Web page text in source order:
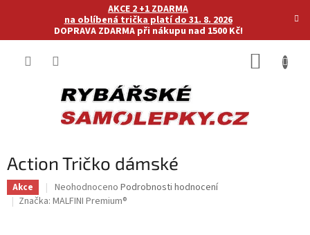
AKCE 2 +1 ZDARMA
na oblíbená trička platí do 31. 8. 2026
DOPRAVA ZDARMA při nákupu nad 1500 Kč!
Action Tričko dámské
Akce
Průměrné
hodnocení
Neohodnoceno Podrobnosti hodnocení
Značka: MALFINI Premium®